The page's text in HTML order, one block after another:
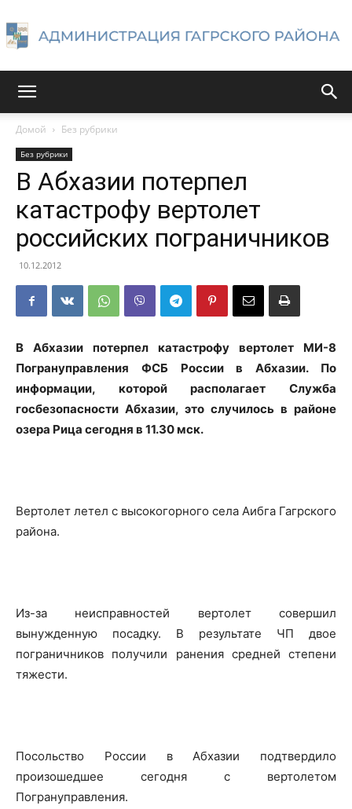
района
Домой Без рубрики
Без рубрики
В Абхазии потерпел
катастрофу вертолет
российских пограничников
10.12.2012
В Абхазии потерпел катастрофу вертолет МИ-8
Погрануправления ФСБ России в Абхазии. По
информации, которой располагает Служба
госбезопасности Абхазии, это случилось в районе
озера Рица сегодня в 11.30 мск.
Вертолет летел с высокогорного села Аибга Гагрского
района.
Из-за неисправностей вертолет совершил
вынужденную посадку. В результате ЧП двое
пограничников получили ранения средней степени
тяжести.
Посольство России в Абхазии подтвердило
произошедшее сегодня с вертолетом
Погрануправления.